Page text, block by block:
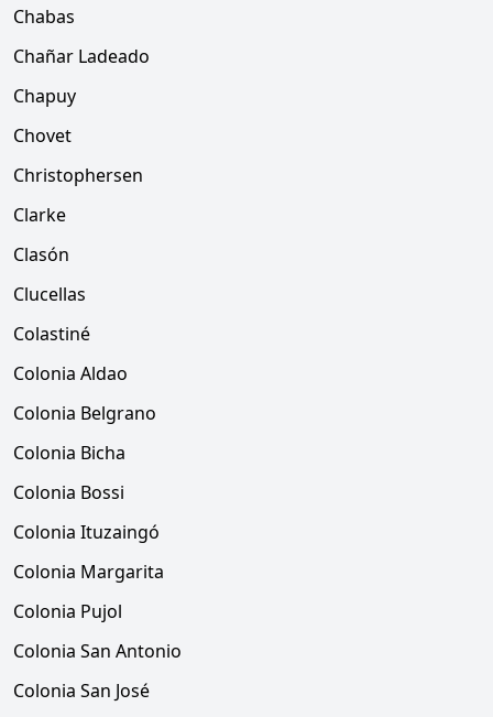
Chabas
Chañar Ladeado
Chapuy
Chovet
Christophersen
Clarke
Clasón
Clucellas
Colastiné
Colonia Aldao
Colonia Belgrano
Colonia Bicha
Colonia Bossi
Colonia Ituzaingó
Colonia Margarita
Colonia Pujol
Colonia San Antonio
Colonia San José